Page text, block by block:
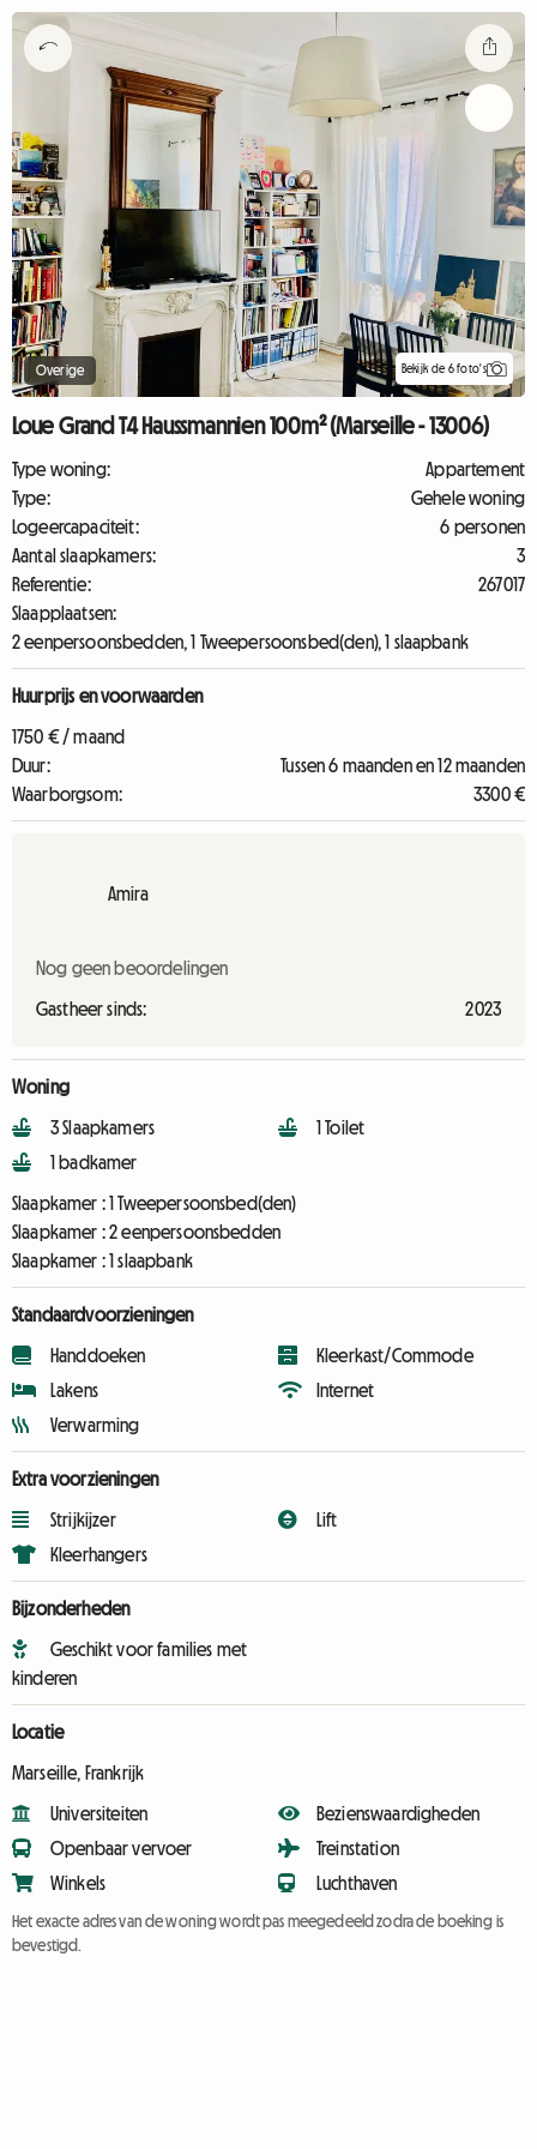
Overige Bekijk de 6 foto's
Loue Grand T4 Haussmannien 100m² (Marseille - 13006)
Type woning:
Appartement
Type:
Gehele woning
Logeercapaciteit:
6 personen
Aantal slaapkamers:
3
Referentie:
267017
Slaapplaatsen:
2 eenpersoonsbedden, 1 Tweepersoonsbed(den), 1 slaapbank
Huurprijs en voorwaarden
1750 € / maand
Duur:
Tussen 6 maanden en 12 maanden
Waarborgsom:
3300 €
Amira
Nog geen beoordelingen
Gastheer sinds: 2023
Woning
3 Slaapkamers
1 badkamer
1 Toilet
Slaapkamer :1 Tweepersoonsbed(den)
Slaapkamer :2 eenpersoonsbedden
Slaapkamer :1 slaapbank
Standaardvoorzieningen
Handdoeken
Lakens
Verwarming
Kleerkast/Commode
Internet
Extra voorzieningen
Strijkijzer
Kleerhangers
Lift
Bijzonderheden
Geschikt voor families met
kinderen
Locatie
Marseille, Frankrijk
Universiteiten
Openbaar vervoer
Winkels
Bezienswaardigheden
Treinstation
Luchthaven
Het exacte adres van de woning wordt pas meegedeeld zodra de boeking is
bevestigd.